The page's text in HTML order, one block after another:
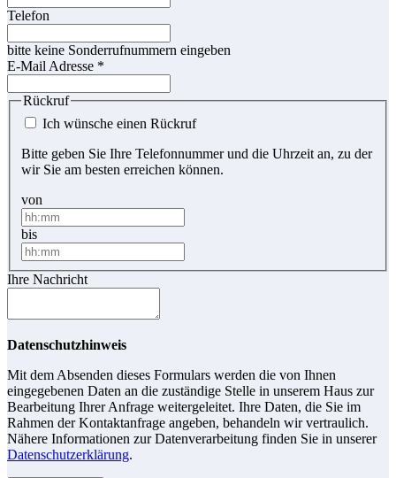
Telefon
bitte keine Sonderrufnummern eingeben
E-Mail Adresse *
Rückruf
Ich wünsche einen Rückruf
Bitte geben Sie Ihre Telefonnummer und die Uhrzeit an, zu der
wir Sie am besten erreichen können.
von
bis
Ihre Nachricht
Datenschutzhinweis
Mit dem Absenden dieses Formulars werden die von Ihnen
eingegebenen Daten an die zuständige Stelle in unserem Haus zur
Bearbeitung Ihrer Anfrage weitergeleitet. Ihre Daten, die Sie im
Rahmen der Kontaktanfrage angeben, behandeln wir vertraulich.
Nähere Informationen zur Datenverarbeitung finden Sie in unserer
Datenschutzerklärung.